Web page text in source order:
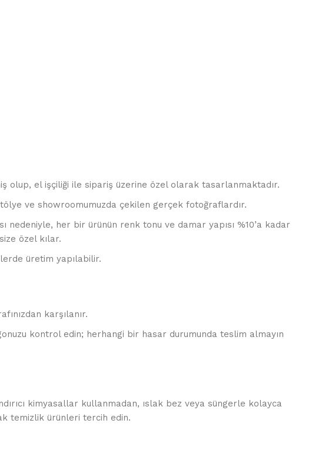
olup, el işçiliği ile sipariş üzerine özel olarak tasarlanmaktadır.
ve showroomumuzda çekilen gerçek fotoğraflardır.
nedeniyle, her bir ürünün renk tonu ve damar yapısı %10’a kadar
özel kılar.
üretim yapılabilir.
karşılanır.
kontrol edin; herhangi bir hasar durumunda teslim almayın
kimyasallar kullanmadan, ıslak bez veya süngerle kolayca
temizlik ürünleri tercih edin.